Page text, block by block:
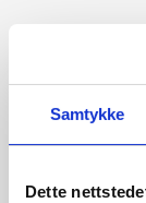
Samtykke
Dette